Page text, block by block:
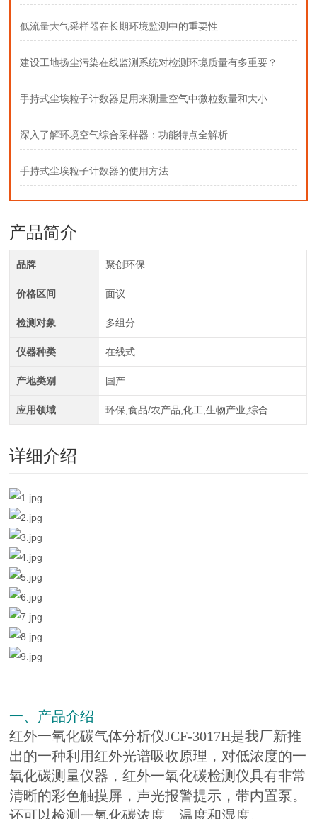
低流量大气采样器在长期环境监测中的重要性
建设工地扬尘污染在线监测系统对检测环境质量有多重要？
手持式尘埃粒子计数器是用来测量空气中微粒数量和大小
深入了解环境空气综合采样器：功能特点全解析
手持式尘埃粒子计数器的使用方法
产品简介
品牌 聚创环保
价格区间 面议
检测对象 多组分
仪器种类 在线式
产地类别 国产
应用领域 环保,食品/农产品,化工,生物产业,综合
详细介绍
一、产品介绍
红外一氧化碳气体分析仪JCF-3017H是我厂新推
出的一种利用红外光谱吸收原理，对低浓度的一
氧化碳测量仪器，红外一氧化碳检测仪具有非常
清晰的彩色触摸屏，声光报警提示，带内置泵。
还可以检测一氧化碳浓度、温度和湿度。